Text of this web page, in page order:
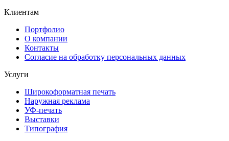
Клиентам
Портфолио
О компании
Контакты
Согласие на обработку персональных данных
Услуги
Широкоформатная печать
Наружная реклама
УФ-печать
Выставки
Типография